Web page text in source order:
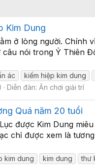
Kim Dung
ở lòng người.
nói trong Ỷ Thiên
ác kiếm hiệp kim dung
Diễn đàn: Ăn chơi giải trí
Quá năm 20 tuổi
được Kim Dung
chỉ được xem là
kim dung kim dung thư